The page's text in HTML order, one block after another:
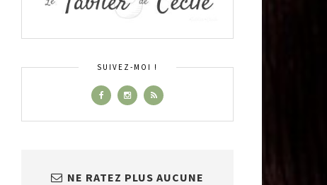
SUIVEZ-MOI !
NE RATEZ PLUS AUCUNE